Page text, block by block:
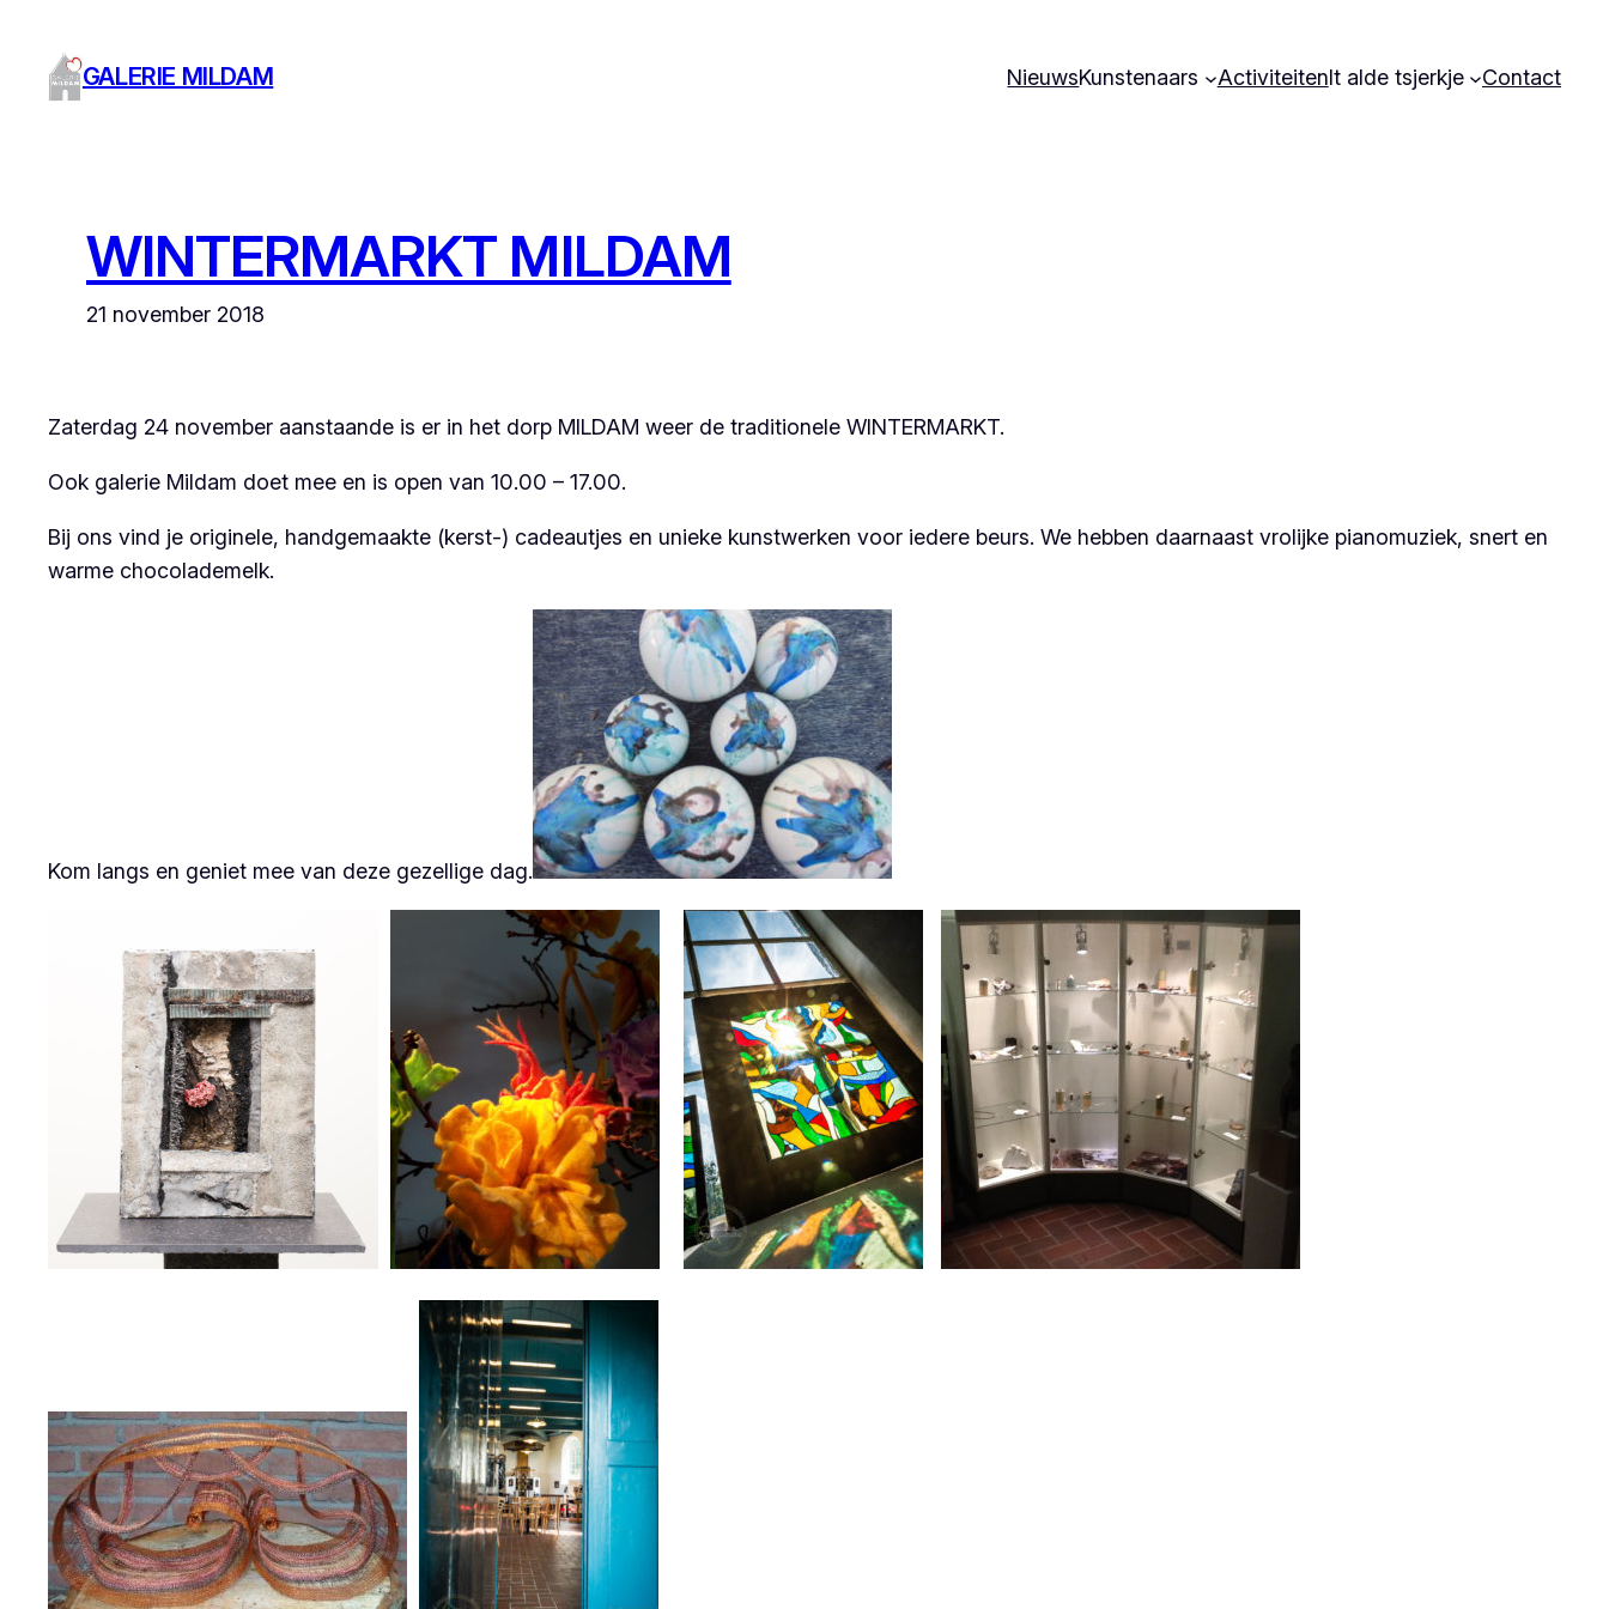
GALERIE MILDAM NieuwsKunstenaars ActiviteitenIt alde tsjerkje Contact
WINTERMARKT MILDAM
21 november 2018
Zaterdag 24 november aanstaande is er in het dorp MILDAM weer de traditionele WINTERMARKT.
Ook galerie Mildam doet mee en is open van 10.00 – 17.00.
Bij ons vind je originele, handgemaakte (kerst-) cadeautjes en unieke kunstwerken voor iedere beurs. We hebben daarnaast vrolijke pianomuziek, snert en
warme chocolademelk.
Kom langs en geniet mee van deze gezellige dag.